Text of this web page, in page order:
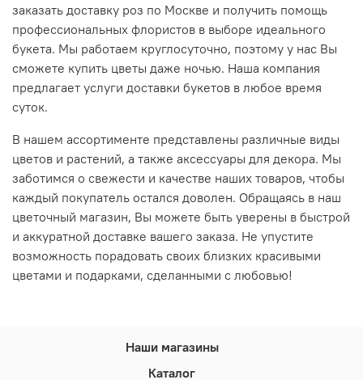
заказать доставку роз по Москве и получить помощь
профессиональных флористов в выборе идеального
букета. Мы работаем круглосуточно, поэтому у нас Вы
сможете купить цветы даже ночью. Наша компания
предлагает услуги доставки букетов в любое время
суток.
В нашем ассортименте представлены различные виды
цветов и растений, а также аксессуары для декора. Мы
заботимся о свежести и качестве наших товаров, чтобы
каждый покупатель остался доволен. Обращаясь в наш
цветочный магазин, Вы можете быть уверены в быстрой
и аккуратной доставке вашего заказа. Не упустите
возможность порадовать своих близких красивыми
цветами и подарками, сделанными с любовью!
Наши магазины
Каталог